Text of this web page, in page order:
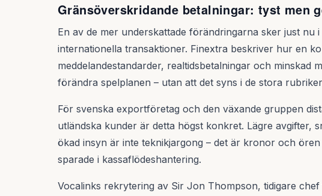
Gränsöverskridande betalningar: tyst men
En av de mer underskattade förändringarna sker just
internationella transaktioner. Finextra beskriver hur en
meddelandestandarder, realtidsbetalningar och minskad
förändra spelplanen – utan att det syns i de stora
För svenska exportföretag och den växande gruppen
utländska kunder är detta högst konkret. Lägre avgifter,
ökad insyn är inte teknikjargong – det är kronor och
sparade i kassaflödeshantering.
Vocalinks rekrytering av Sir Jon Thompson, tidigare